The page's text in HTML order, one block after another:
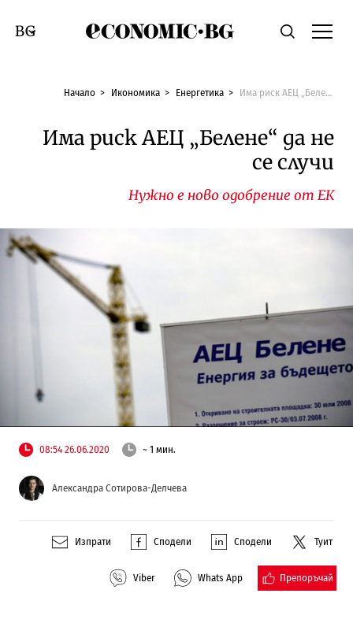
Economic.bgТърсене
Смяна на език
Начало Икономика Енергетика Има риск АЕЦ „Белене“ да не се случи
Има риск АЕЦ „Белене“ да не
се случи
Нужно е ново одобрение от ЕК
08:54 26.06.2020 ~ 1 мин.
Александра Сотирова-Делчева
Изпрати Сподели Сподели Туит
Viber Whats App Препоръчай